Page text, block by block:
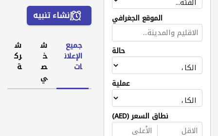
الموقع الجغرافي
حالة
عملية
نطاق السعر (AED)
إنشاء تنبيه
جميع
الإعلان
ات
ش
خ
ص
ي
ش
رك
ة